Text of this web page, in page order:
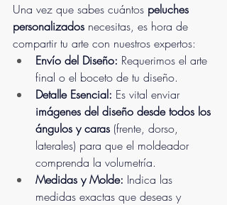
Una vez que sabes cuántos peluches
personalizados necesitas, es hora de
compartir tu arte con nuestros expertos:
Envío del Diseño: Requerimos el arte
final o el boceto de tu diseño.
Detalle Esencial: Es vital enviar
imágenes del diseño desde todos los
ángulos y caras (frente, dorso,
laterales) para que el moldeador
comprenda la volumetría.
Medidas y Molde: Indica las
medidas exactas que deseas y